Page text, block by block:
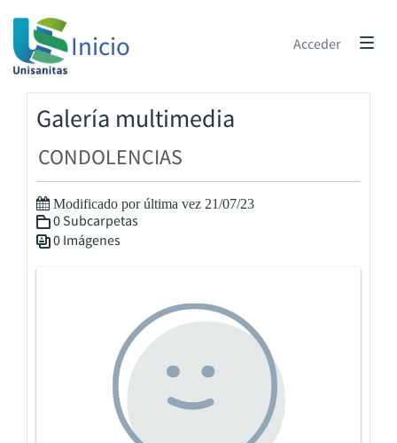
Inicio Acceder
Galería multimedia
CONDOLENCIAS
Modificado por última vez 21/07/23
0 Subcarpetas
0 Imágenes